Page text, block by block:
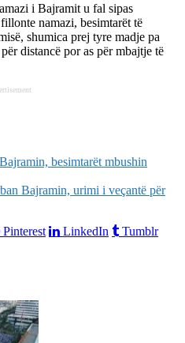
i Bajramit u fal sipas
namazi, besimtarët të
shumica prej tyre madje pa
distancë por as për mbajtje të
besimtarët mbushin
Bajramin, urimi i veçantë për
Pinterest LinkedIn
Tumblr